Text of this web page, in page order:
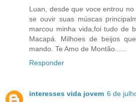
Luan, desde que voce entrou
se ouvir suas múscas
marcou minha vida,foi tudo de
Macapá. Milhoes de beijos
mando. Te Amo de Montão......
Responder
interesses vida jovem 6 de